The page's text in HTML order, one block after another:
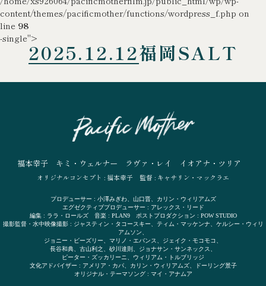
content/themes/pacificmother/functions/wordpress_f.php on
line 98
-single">
2025.12.12福岡SALT
福本幸子 キミ・ウェルナー ラヴァ・レイ イオアナ・ツリア
オリジナルコンセプト : 福本幸子 監督 : キャサリン・マックラエ
プロデューサー : 小澤みぎわ、山口晋、カリン・ウィリアムズ
エグゼクティブプロデューサー : アレックス・リード
編集 : ララ・ロールズ 音楽 : PLAN9 ポストプロダクション : POW STUDIO
撮影監督・水中映像撮影 : ジャスティン・タコースキー、ティム・マッケンナ、ケルシー・ウィリ
アムソン、
ジョニー・ビーズリー、マリノ・エバンス、ジェイク・モコモコ、
長谷和典、古山利之、砂川達則、ジョナサン・サンネックス、
ピーター・ズッカリーニ、ウィリアム・トルブリッジ
文化アドバイザー : アメリア・カパ、カリン・ウィリアムズ、ドーリング景子
オリジナル・テーマソング : マイ・アナムア